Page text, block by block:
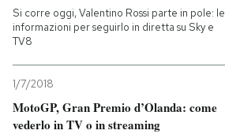
Si corre oggi, Valentino Rossi parte in pole: le
informazioni per seguirlo in diretta su Sky e
TV8
1/7/2018
MotoGP, Gran Premio d’Olanda: come
vederlo in TV o in streaming